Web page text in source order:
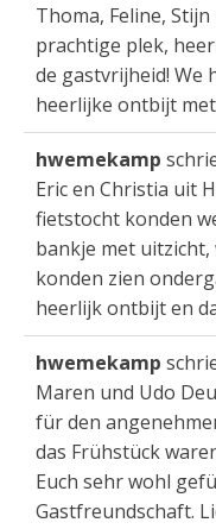
Thoma, Feline,
prachtige plek,
de gastvrijheid! We
heerlijke ontbijt
hwemekamp
Eric en Christia uit
fietstocht konden
bankje met uitzicht,
konden zien
heerlijk ontbijt en
hwemekamp
Maren und Udo
für den
das Frühstück
Euch sehr wohl
Gastfreundschaft.